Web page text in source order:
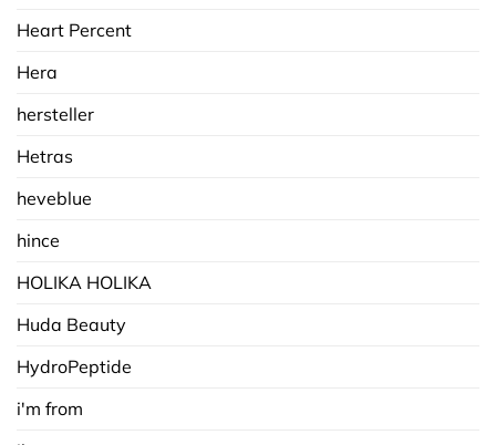
Heart Percent
Hera
hersteller
Hetras
heveblue
hince
HOLIKA HOLIKA
Huda Beauty
HydroPeptide
i'm from